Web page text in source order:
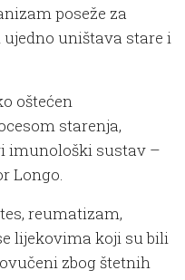
poseže za
uništava stare i
oštećen
starenja,
imunološki sustav –
Longo.
reumatizam,
lijekovima koji su bili
zbog štetnih